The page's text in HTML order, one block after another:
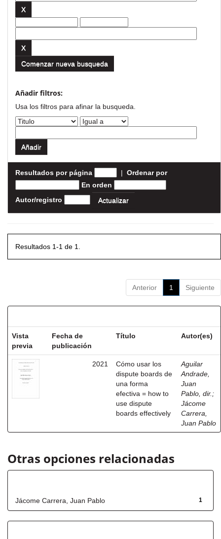
Comenzar nueva busqueda
Añadir filtros:
Usa los filtros para afinar la busqueda.
Resultados por página | Ordenar por
En orden
Autor/registro
Resultados 1-1 de 1.
Anterior 1 Siguiente
Vista
previa
Fecha de
publicación
Título Autor(es)
2021
Cómo usar los
dispute boards de
una forma
efectiva = how to
use dispute
boards effectively
Aguilar
Andrade,
Juan
Pablo, dir. ;
Jácome
Carrera,
Juan Pablo
Otras opciones relacionadas
1
Jácome Carrera, Juan Pablo